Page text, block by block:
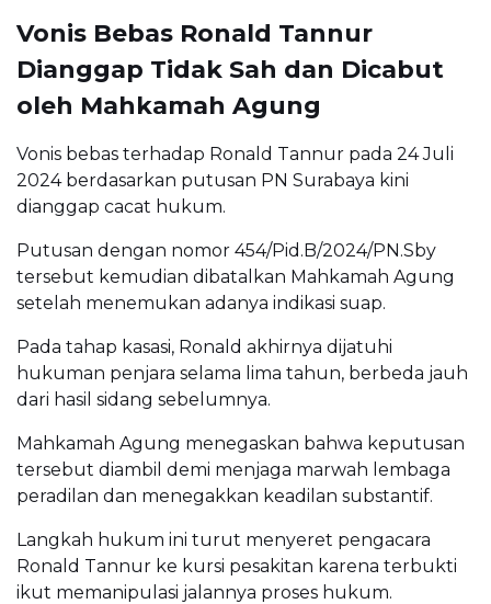
Vonis Bebas Ronald Tannur
Dianggap Tidak Sah dan Dicabut
oleh Mahkamah Agung
Vonis bebas terhadap Ronald Tannur pada 24 Juli
2024 berdasarkan putusan PN Surabaya kini
dianggap cacat hukum.
Putusan dengan nomor 454/Pid.B/2024/PN.Sby
tersebut kemudian dibatalkan Mahkamah Agung
setelah menemukan adanya indikasi suap.
Pada tahap kasasi, Ronald akhirnya dijatuhi
hukuman penjara selama lima tahun, berbeda jauh
dari hasil sidang sebelumnya.
Mahkamah Agung menegaskan bahwa keputusan
tersebut diambil demi menjaga marwah lembaga
peradilan dan menegakkan keadilan substantif.
Langkah hukum ini turut menyeret pengacara
Ronald Tannur ke kursi pesakitan karena terbukti
ikut memanipulasi jalannya proses hukum.